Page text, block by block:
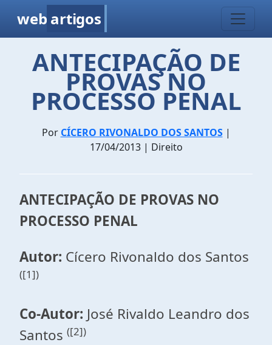
web artigos
ANTECIPAÇÃO DE
PROVAS NO
PROCESSO PENAL
Por CÍCERO RIVONALDO DOS SANTOS|
17/04/2013 | Direito
ANTECIPAÇÃO DE PROVAS NO
PROCESSO PENAL
Autor: Cícero Rivonaldo dos Santos
([1])
Co-Autor: José Rivaldo Leandro dos
Santos ([2])